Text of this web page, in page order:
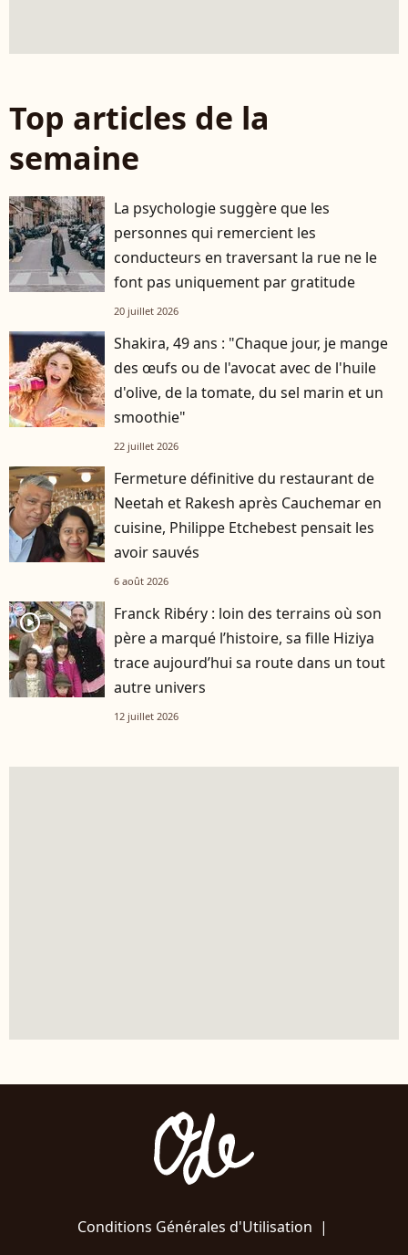
Top articles de la
semaine
La psychologie suggère que les
personnes qui remercient les
conducteurs en traversant la rue ne le
font pas uniquement par gratitude
20 juillet 2026
Shakira, 49 ans : "Chaque jour, je mange
des œufs ou de l'avocat avec de l'huile
d'olive, de la tomate, du sel marin et un
smoothie"
22 juillet 2026
Fermeture définitive du restaurant de
Neetah et Rakesh après Cauchemar en
cuisine, Philippe Etchebest pensait les
avoir sauvés
6 août 2026
player2
Franck Ribéry : loin des terrains où son
père a marqué l’histoire, sa fille Hiziya
trace aujourd’hui sa route dans un tout
autre univers
12 juillet 2026
Conditions Générales d'Utilisation |